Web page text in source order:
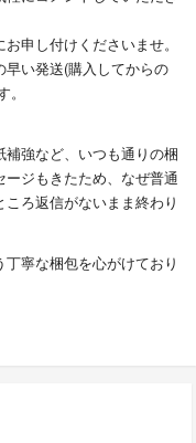
申し付けくださいませ。
い発送(購入してからの
強など、いつも通りの梱
ジもきたため、なぜ普通
ろ返信がないまま終わり
寧な梱包を心がけており